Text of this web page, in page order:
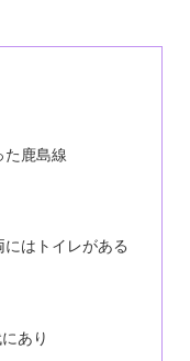
た鹿島線
はトイレがある
あり